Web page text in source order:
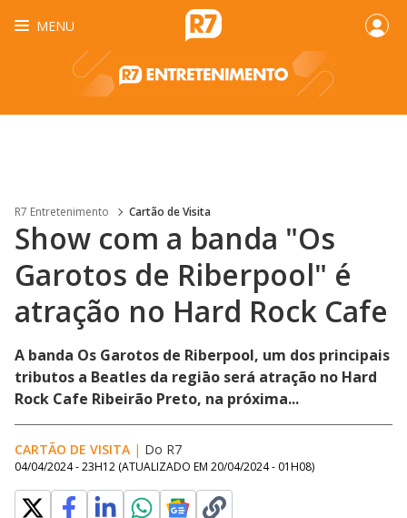
MENU
R7 Entretenimento Cartão de Visita
Show com a banda "Os
Garotos de Riberpool" é
atração no Hard Rock Cafe
A banda Os Garotos de Riberpool, um dos principais
tributos a Beatles da regiāo será atração no Hard
Rock Cafe Ribeirão Preto, na próxima...
CARTÃO DE VISITA | Do R7
04/04/2024 - 23H12 (ATUALIZADO EM 20/04/2024 - 01H08)